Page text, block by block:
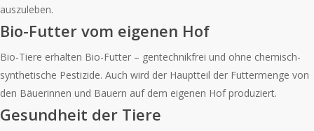
auszuleben.
Bio-Futter vom eigenen Hof
Bio-Tiere erhalten Bio-Futter – gentechnikfrei und ohne chemisch-
synthetische Pestizide. Auch wird der Hauptteil der Futtermenge von
den Bäuerinnen und Bauern auf dem eigenen Hof produziert.
Gesundheit der Tiere